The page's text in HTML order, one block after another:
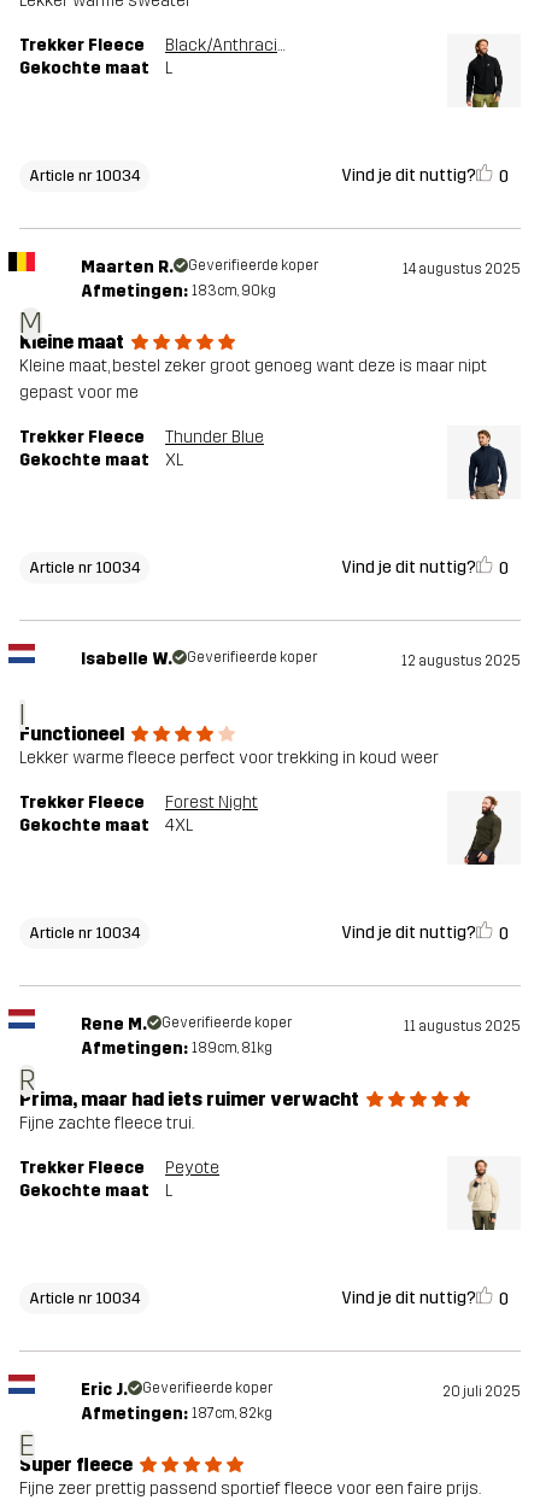
Trekker Fleece
Black/Anthracite
Gekochte maat
L
Article nr 10034 Vind je dit nuttig? 0
M
Maarten R. Geverifieerde koper 14 augustus 2025
Afmetingen: 183cm, 90kg
Kleine maat
Kleine maat, bestel zeker groot genoeg want deze is maar nipt
gepast voor me
Trekker Fleece
Thunder Blue
Gekochte maat
XL
Article nr 10034 Vind je dit nuttig? 0
I
Isabelle W. Geverifieerde koper 12 augustus 2025
Functioneel
Lekker warme fleece perfect voor trekking in koud weer
Trekker Fleece
Forest Night
Gekochte maat
4XL
Article nr 10034 Vind je dit nuttig? 0
R
Rene M. Geverifieerde koper 11 augustus 2025
Afmetingen: 189cm, 81kg
Prima, maar had iets ruimer verwacht
Fijne zachte fleece trui.
Trekker Fleece
Peyote
Gekochte maat
L
Article nr 10034 Vind je dit nuttig? 0
E
Eric J. Geverifieerde koper 20 juli 2025
Afmetingen: 187cm, 82kg
Super fleece
Fijne zeer prettig passend sportief fleece voor een faire prijs.